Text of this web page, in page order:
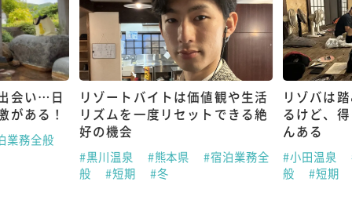
会い…日
がある！
業務全般
リゾートバイトは価値観や生活
リズムを一度リセットできる絶
好の機会
#黒川温泉 #熊本県
#宿泊業務全
般
#短期 #冬
リゾバは
るけど、
んある
#小田温泉
般
#短期